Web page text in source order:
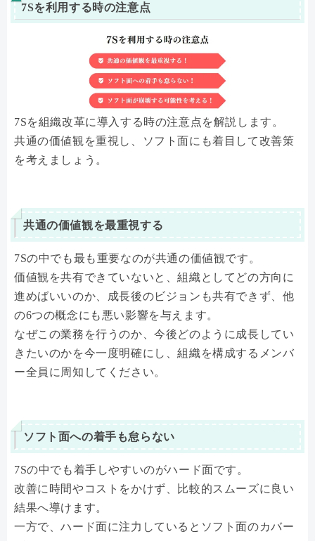
7Sを利用する時の注意点
7Sを組織改革に導入する時の注意点を解説します。
共通の価値観を重視し、ソフト面にも着目して改善策
を考えましょう。
共通の価値観を最重視する
7Sの中でも最も重要なのが共通の価値観です。
価値観を共有できていないと、組織としてどの方向に
進めばいいのか、成長後のビジョンも共有できず、他
の6つの概念にも悪い影響を与えます。
なぜこの業務を行うのか、今後どのように成長してい
きたいのかを今一度明確にし、組織を構成するメンバ
ー全員に周知してください。
ソフト面への着手も怠らない
7Sの中でも着手しやすいのがハード面です。
改善に時間やコストをかけず、比較的スムーズに良い
結果へ導けます。
一方で、ハード面に注力しているとソフト面のカバー